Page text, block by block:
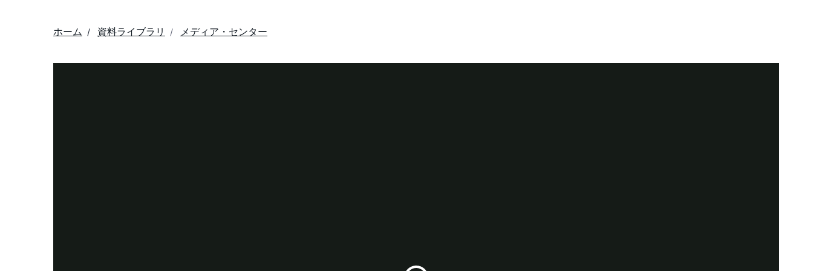
ホーム 資料ライブラリ メディア・センター